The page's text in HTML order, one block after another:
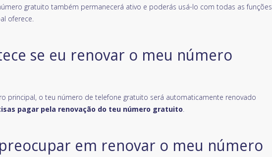
gratuito também permanecerá ativo e poderás usá-lo com todas as funções
oferece.
se eu renovar o meu número
principal, o teu número de telefone gratuito será automaticamente renovado
pagar pela renovação do teu número gratuito.
em renovar o meu número